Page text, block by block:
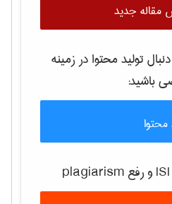
جدید
تولید محتوا در زمینه
باشید: